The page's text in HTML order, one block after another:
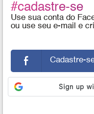
#cadastre-se
Use sua conta do
ou use seu e-mail e
Cadastre-